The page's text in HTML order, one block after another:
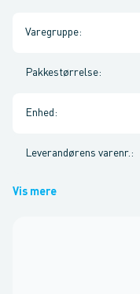
Varegruppe:
Pakkestørrelse:
Enhed :
Leverandørens varenr. :
Vis mere